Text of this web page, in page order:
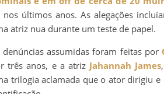
nos últimos anos. As alegações
atriz nua durante um teste de papel.
denúncias assumidas foram feitas por
três anos, e a atriz Jahannah James
trilogia aclamada que o ator dirigiu e